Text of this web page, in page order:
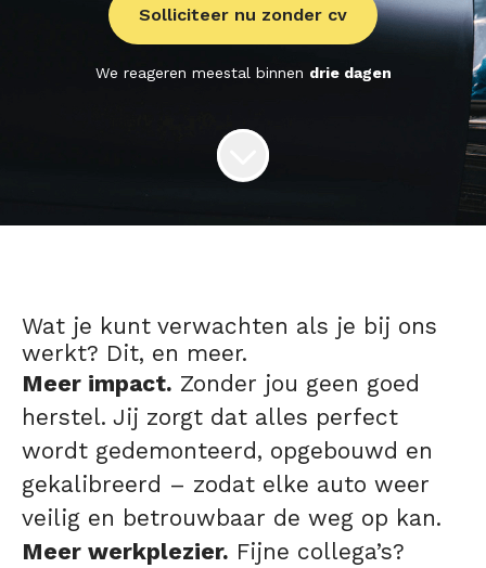
Solliciteer nu zonder cv
We reageren meestal binnen drie dagen
Wat je kunt verwachten als je bij ons
werkt? Dit, en meer.
Meer impact. Zonder jou geen goed
herstel. Jij zorgt dat alles perfect
wordt gedemonteerd, opgebouwd en
gekalibreerd – zodat elke auto weer
veilig en betrouwbaar de weg op kan.
Meer werkplezier. Fijne collega’s?